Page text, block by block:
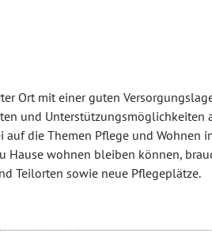
Ort mit einer guten
und Unterstützungsmöglichkeiten
die Themen Pflege und Wohnen
Hause wohnen bleiben können,
Teilorten sowie neue Pflegeplätze.